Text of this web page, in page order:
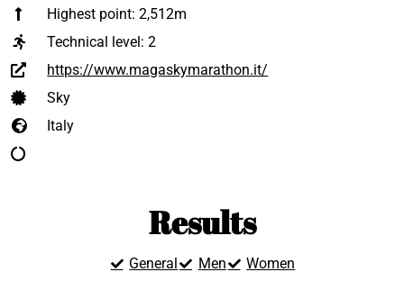
Highest point: 2,512m
Technical level:2
https://www.magaskymarathon.it/
Sky
Italy
Results
General Men Women